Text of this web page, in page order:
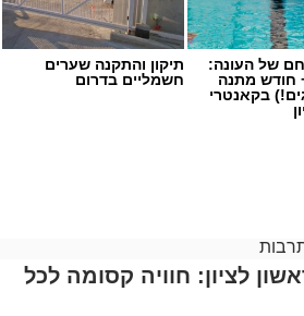
קולות וסצנות שעשויים לעורר תחושות
העלילה.
של העונה:
חודש מתנה
בקאנטרי
תיקון והתקנה שערים
חשמליים בדרום
לציון: חוויה קסומה לכל